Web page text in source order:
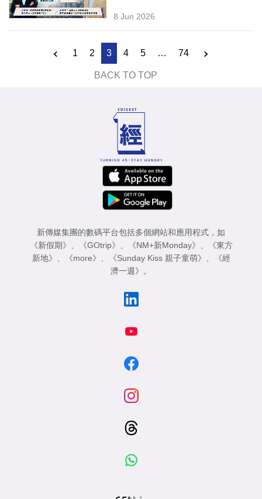
8 Jun 2026
1 2 3 4 5 … 74
BACK TO TOP
新傳媒集團的數碼平台包括多個網站和應用程式，如
《新假期》 、 《GOtrip》 、 《NM+新Monday》 、
《東方
新地》 、 《more》 、 《Sunday Kiss 親子童萌》 、
《經
濟一週》 。